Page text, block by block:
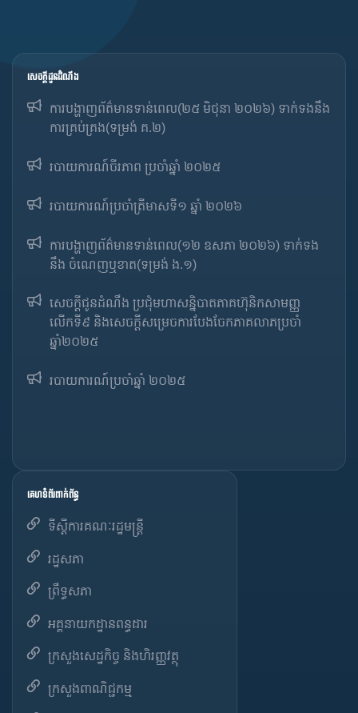
សេចក្ដីជូនដំណឹង
ការបង្ហាញព័ត៌មានទាន់ពេល(២៥ មិថុនា ២០២៦) ទាក់ទងនឹង
ការគ្រប់គ្រង(ទម្រង់ គ.២)
របាយការណ៍ចីរភាព ប្រចាំឆ្នាំ ២០២៥
របាយការណ៍​​ប្រចាំ​ត្រីមាសទី១ ឆ្នាំ ២០២៦
ការបង្ហាញព័ត៌មានទាន់ពេល(១២ ឧសភា ២០២៦) ទាក់ទង
នឹង ចំណេញឬខាត(ទម្រង់ ង.១)
សេចក្តីជូនដំណឹង ប្រជុំមហាសន្និបាតភាគហ៊ុនិកសាមញ្ញ
លើកទី៩ និងសេចក្តីសម្រេចការបែងចែកភាគលាភប្រចាំ
ឆ្នាំ២០២៥​
របាយការណ៍​​ប្រចាំ​ឆ្នាំ ២០២៥
គេហទំព័រពាក់ព័ន្ធ
ទីស្តីការគណៈរដ្ឋមន្ត្រី
រដ្ឋសភា
ព្រឹទ្ធសភា
អគ្គនាយកដ្ឋានពន្ធដារ
ក្រសួងសេដ្ឋកិច្ច និងហិរញ្ញវត្ថុ
ក្រសួងពាណិជ្ជកម្ម